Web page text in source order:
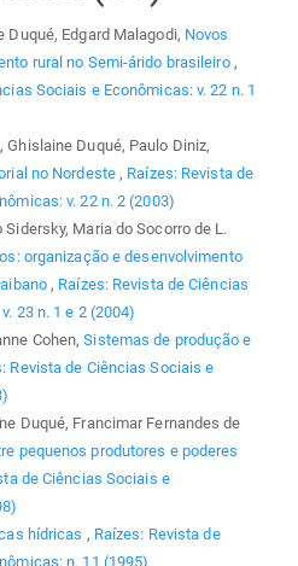
Duqué, Edgard Malagodi, Novos
rural no Semi-árido brasileiro ,
Sociais e Econômicas: v. 22 n. 1
Ghislaine Duqué, Paulo Diniz,
no Nordeste , Raízes: Revista de
v. 22 n. 2 (2003)
Maria do Socorro de L.
organização e desenvolvimento
, Raízes: Revista de Ciências
23 n. 1 e 2 (2004)
Cohen,Sistemas de produção e
Revista de Ciências Sociais e
Duqué, Francimar Fernandes de
pequenos produtores e poderes
de Ciências Sociais e
hídricas , Raízes: Revista de
n. 11 (1995)